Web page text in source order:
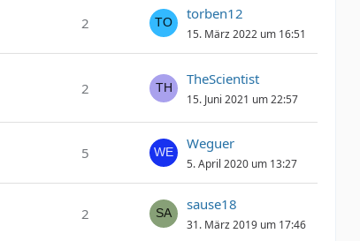
2
torben12
15. März 2022 um 16:51
2
TheScientist
15. Juni 2021 um 22:57
5
Weguer
5. April 2020 um 13:27
2
sause18
31. März 2019 um 17:46